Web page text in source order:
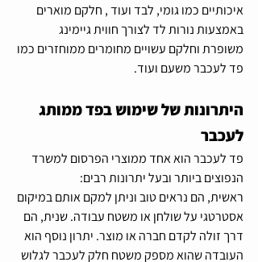
איכותיים כמו גומי, לבד ועוד , חלקם מוארים
באמצעות נורות לד לצורך חווית גיימינג
משופרת וחלקם עשויים מחומרים ממוחזרים כמו
פד לעכבר משעם ועוד.
היתרונות של שימוש בפד ממותג
לעכבר
פד לעכבר הוא אחד ממוצרי הפרסום למשרד
הנפוצים ביותר ובעל יתרונות רבים:
ראשית, הם נראים טוב וניתן למקם אותם במיקום
אסטרטגי על שולחן או משטח עבודה. שנית, הם
דרך זולה לקדם חברה או מוצר. יתרון נוסף הוא
העובדה שהוא מספק משטח חלק לעכבר לגלוש